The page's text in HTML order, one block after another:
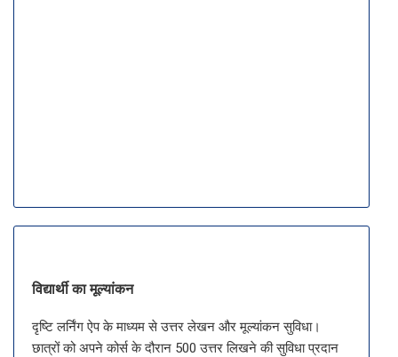
विद्यार्थी का मूल्यांकन
दृष्टि लर्निंग ऐप के माध्यम से उत्तर लेखन और मूल्यांकन सुविधा।
छात्रों को अपने कोर्स के दौरान 500 उत्तर लिखने की सुविधा प्रदान